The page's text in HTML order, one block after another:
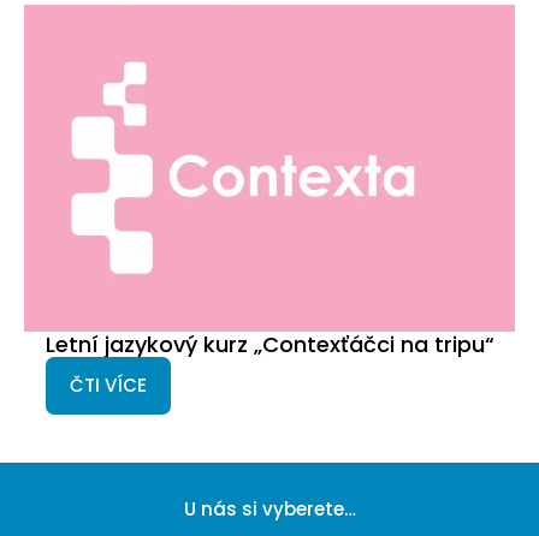
Letní jazykový kurz „Contexťáčci na tripu“
ČTI VÍCE
U nás si vyberete…